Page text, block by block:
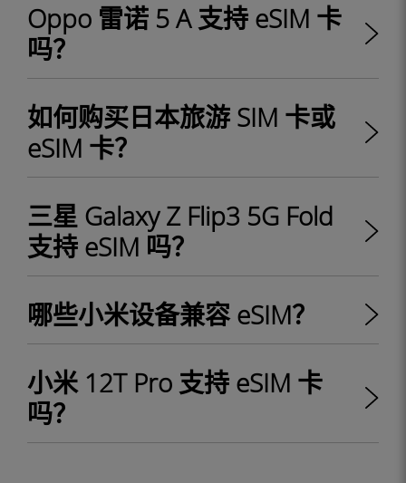
Oppo 雷诺 5 A 支持 eSIM 卡
吗？
如何购买日本旅游 SIM 卡或
eSIM 卡？
三星 Galaxy Z Flip3 5G Fold
支持 eSIM 吗？
哪些小米设备兼容 eSIM？
小米 12T Pro 支持 eSIM 卡
吗？